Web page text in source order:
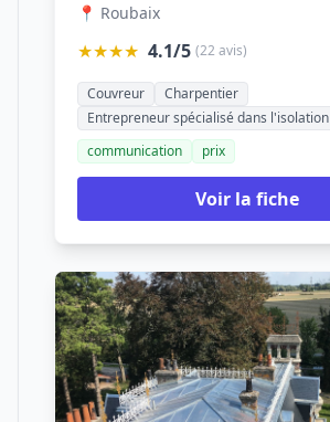
📍 Roubaix
★★★★ 4.1/5 (22 avis)
Couvreur
Charpentier
Entrepreneur spécialisé dans l'isolation
communication
prix
Voir la fiche